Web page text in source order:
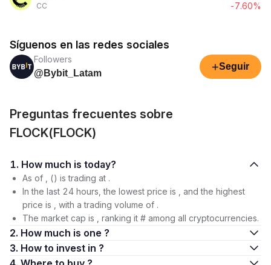
CC
-7.60%
Síguenos en las redes sociales
Followers
@Bybit_Latam
+Seguir
Preguntas frecuentes sobre
FLOCK(FLOCK)
1. How much is today?
As of , () is trading at .
In the last 24 hours, the lowest price is , and the highest
price is , with a trading volume of .
The market cap is , ranking it # among all cryptocurrencies.
2. How much is one ?
3. How to invest in ?